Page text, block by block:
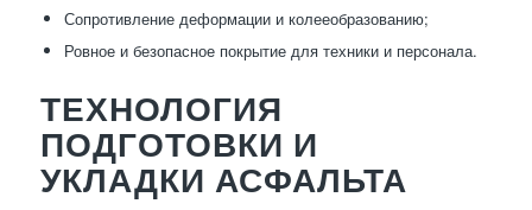
Сопротивление деформации и колееобразованию;
Ровное и безопасное покрытие для техники и персонала.
ТЕХНОЛОГИЯ
ПОДГОТОВКИ И
УКЛАДКИ АСФАЛЬТА